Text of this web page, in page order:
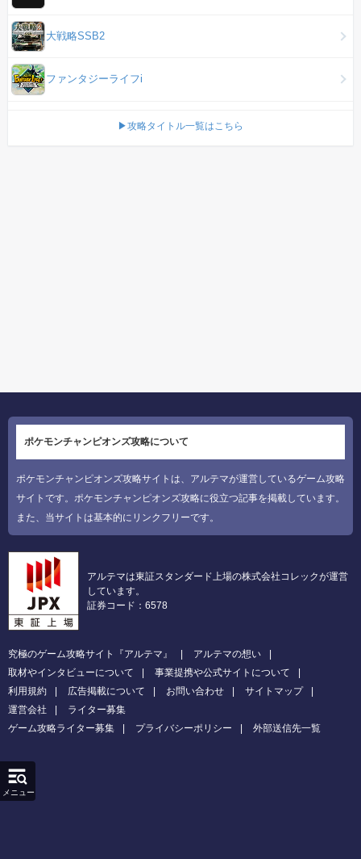
大戦略SSB2
ファンタジーライフi
▶攻略タイトル一覧はこちら
ポケモンチャンピオンズ攻略について
ポケモンチャンピオンズ攻略サイトは、アルテマが運営しているゲーム攻略
サイトです。ポケモンチャンピオンズ攻略に役立つ記事を掲載しています。
また、当サイトは基本的にリンクフリーです。
アルテマは東証スタンダード上場の株式会社コレックが運営
しています。
証券コード：6578
究極のゲーム攻略サイト『アルテマ』
アルテマの想い
取材やインタビューについて
事業提携や公式サイトについて
利用規約
広告掲載について お問い合わせ
サイトマップ
運営会社
ライター募集
ゲーム攻略ライター募集
プライバシーポリシー 外部送信先一覧
メニュー